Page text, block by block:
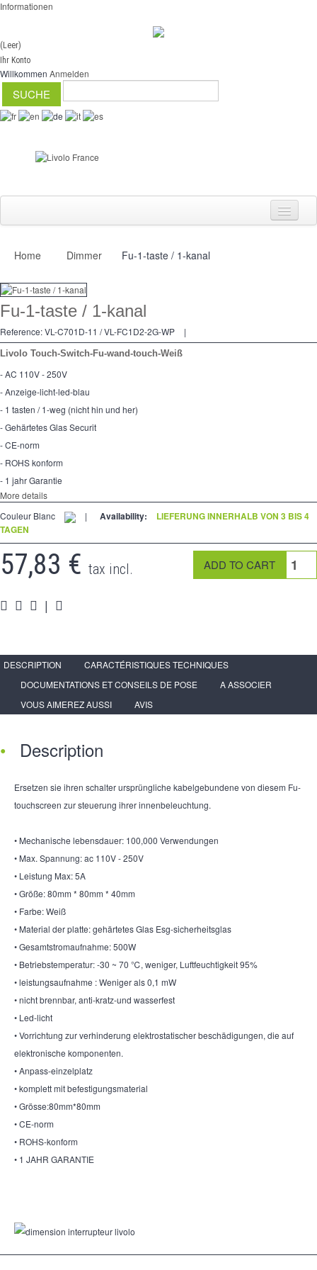
Informationen
(Leer)
Ihr Konto
Willkommen Anmelden
Schalter
Dimmer
Kreuzschalters
Steckdose
Spéciales
Pièces
Medien
Home Dimmer Fu-1-taste / 1-kanal
Fu-1-taste / 1-kanal
Reference:VL-C701D-11 / VL-FC1D2-2G-WP |
Livolo Touch-Switch-Fu-wand-touch-Weiß
- AC 110V - 250V
- Anzeige-licht-led-blau
- 1 tasten / 1-weg (nicht hin und her)
- Gehärtetes Glas Securit
- CE-norm
- ROHS konform
- 1 jahr Garantie
More details
Couleur Blanc
| Availability:
LIEFERUNG INNERHALB VON 3 BIS 4
TAGEN
57,83 € tax incl.
|
DESCRIPTION
CARACTÉRISTIQUES TECHNIQUES
DOCUMENTATIONS ET CONSEILS DE POSE
A ASSOCIER
VOUS AIMEREZ AUSSI
AVIS
Description
Ersetzen sie ihren schalter ursprüngliche kabelgebundene von diesem Fu-
touchscreen zur steuerung ihrer innenbeleuchtung.
• Mechanische lebensdauer: 100,000 Verwendungen
• Max. Spannung: ac 110V - 250V
• Leistung Max: 5A
• Größe: 80mm * 80mm * 40mm
• Farbe: Weiß
• Material der platte: gehärtetes Glas Esg-sicherheitsglas
• Gesamtstromaufnahme: 500W
• Betriebstemperatur: -30 ~ 70 ℃, weniger, Luftfeuchtigkeit 95%
• leistungsaufnahme : Weniger als 0,1 mW
• nicht brennbar, anti-kratz-und wasserfest
• Led-licht
• Vorrichtung zur verhinderung elektrostatischer beschädigungen, die auf
elektronische komponenten.
• Anpass-einzelplatz
• komplett mit befestigungsmaterial
• Grösse:80mm*80mm
• CE-norm
• ROHS-konform
• 1 JAHR GARANTIE